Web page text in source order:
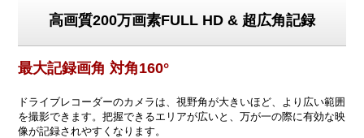
高画質200万画素FULL HD & 超広角記録
最大記録画角 対角160°
ドライブレコーダーのカメラは、視野角が大きいほど、より広い範囲
を撮影できます。把握できるエリアが広いと、万が一の際に有効な映
像が記録されやすくなります。